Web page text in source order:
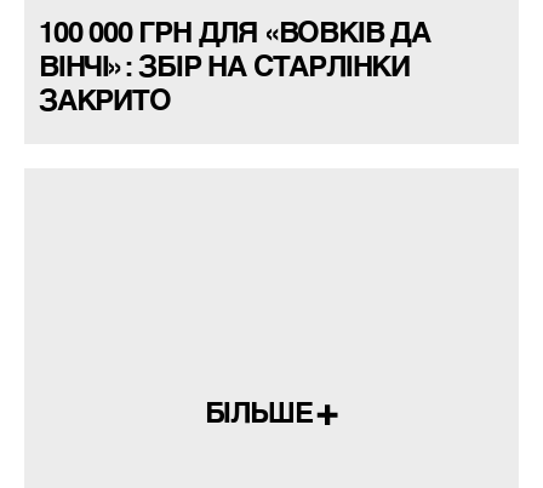
100 000 ГРН ДЛЯ «ВОВКІВ ДА
ВІНЧІ»: ЗБІР НА СТАРЛІНКИ
ЗАКРИТО
БІЛЬШЕ